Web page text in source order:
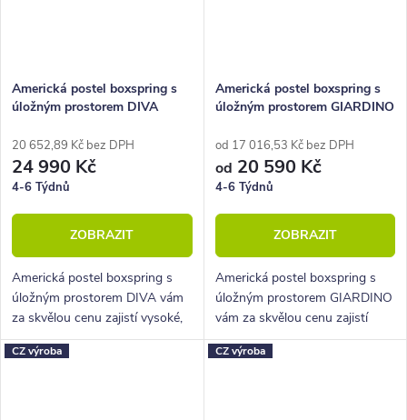
Americká postel boxspring s
úložným prostorem DIVA
20 652,89 Kč bez DPH
24 990 Kč
4-6 Týdnů
ZOBRAZIT
Americká postel boxspring s
úložným prostorem DIVA vám
za skvělou cenu zajistí vysoké,
pohodlné spaní a velký úložný
prostor.
Americká postel boxspring s
úložným prostorem GIARDINO
od 17 016,53 Kč bez DPH
od 20 590 Kč
4-6 Týdnů
ZOBRAZIT
Americká postel boxspring s
úložným prostorem GIARDINO
vám za skvělou cenu zajistí
vysoké, pohodlné spaní a velký
úložný prostor.
CZ výroba CZ výroba